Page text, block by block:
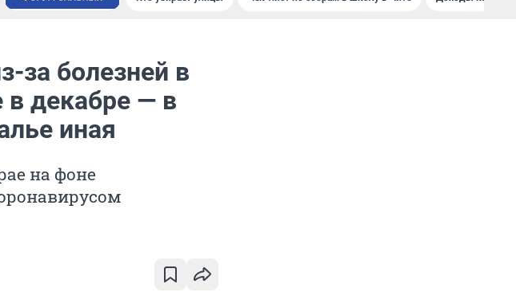
за болезней в
в декабре — в
иная
на фоне